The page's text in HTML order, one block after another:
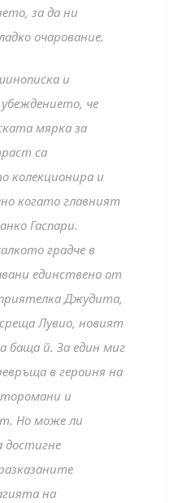
за да ни
очарование.
и
че
мярка за
са
колекционира и
когато главният
Гаспари.
градче в
единствено от
Джудита,
Лувио, новият
баща й. За един миг
в героиня на
и
Но може ли
достигне
на